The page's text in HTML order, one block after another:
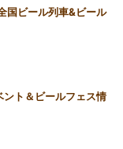
国ビール列車&ビール
ント＆ビールフェス情